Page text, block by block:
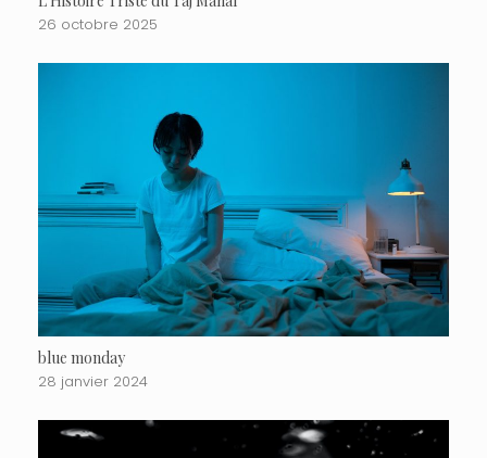
26 octobre 2025
blue monday
28 janvier 2024